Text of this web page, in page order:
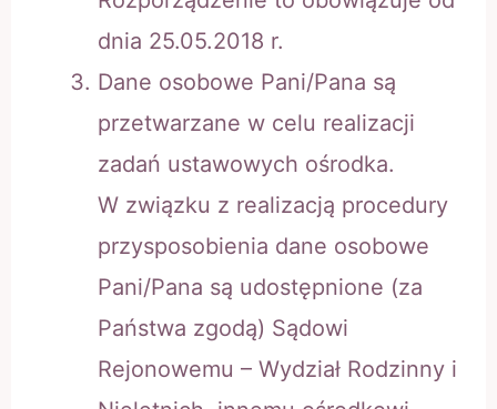
dnia 25.05.2018 r.
Dane osobowe Pani/Pana są
przetwarzane w celu realizacji
zadań ustawowych ośrodka.
W związku z realizacją procedury
przysposobienia dane osobowe
Pani/Pana są udostępnione (za
Państwa zgodą) Sądowi
Rejonowemu – Wydział Rodzinny i